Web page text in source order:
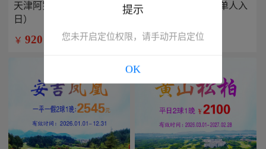
天津阿罗马2球1晚（平
日）
￥ 920
兴隆康乐园2球1晚(单人入
￥799 /人
提示
您未开启定位权限，请手动开启定位
OK